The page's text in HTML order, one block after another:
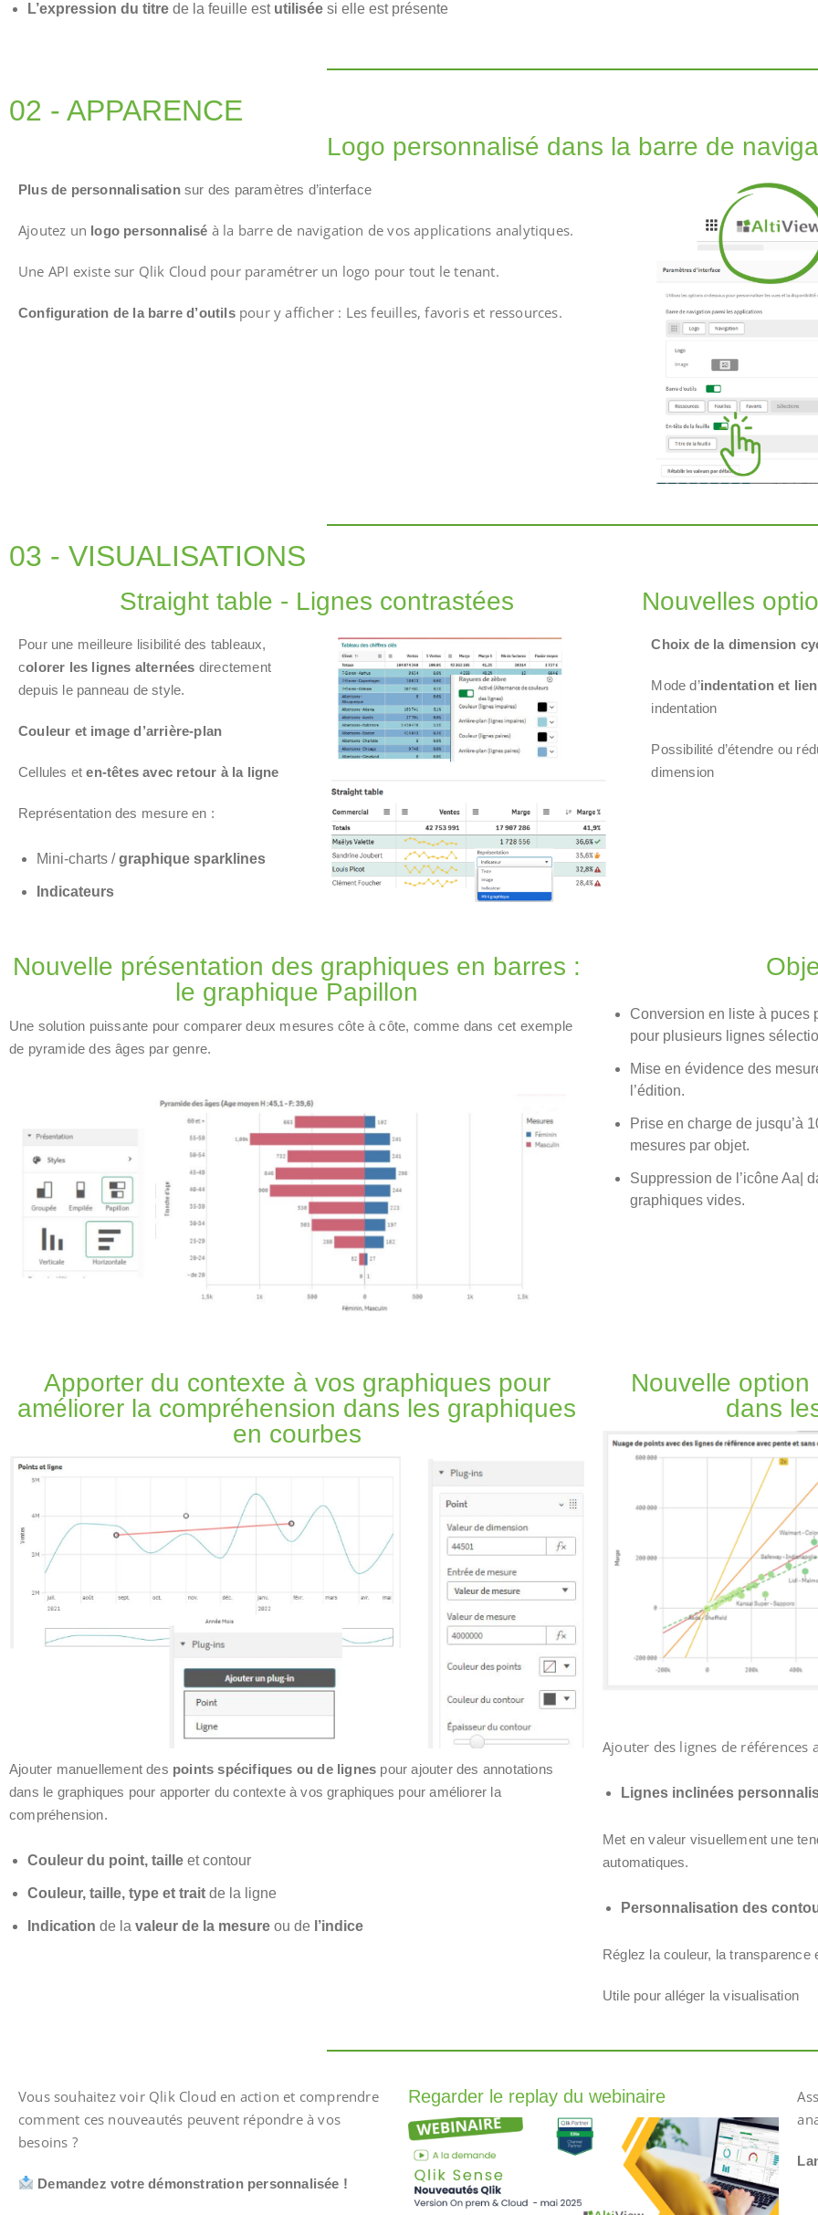
L’expression du titre de la feuille estutilisée si elle est présente
02 - APPARENCE
Logo personnalisé dans la barre de
Plus de personnalisationsur des paramètres d’interface
Ajoutez un logo personnalisé à la barre de navigation de vos applications analytiques.
Une API existe sur Qlik Cloud pour paramétrer un logo pour tout le tenant.
Configuration de la barre d’outilspour y afficher : Les feuilles, favoris et ressources.
03 - VISUALISATIONS
Straight table - Lignes contrastées
Pour une meilleure lisibilité des tableaux,
colorer les lignes alternées directement
depuis le panneau de style.
Couleur et image d’arrière-plan
Cellules eten-têtes avec retour à la ligne
Représentation des mesure en :
Mini-charts /graphique sparklines
Indicateurs
Nouvelles
Choix de la dimension
Mode d’indentation et
indentation
Possibilité d’étendre ou
dimension
Nouvelle présentation des graphiques en barres :
le graphique Papillon
Une solution puissante pour comparer deux mesures côte à côte, comme dans cet exemple
de pyramide des âges par genre.
Conversion en liste à puces
pour plusieurs lignes
Mise en évidence des
l’édition.
Prise en charge de jusqu’à
mesures par objet.
Suppression de l’icône Aa|
graphiques vides.
Apporter du contexte à vos graphiques pour
améliorer la compréhension dans les graphiques
en courbes
Ajouter manuellement des points spécifiques ou de lignes pour ajouter des annotations
dans le graphiques pour apporter du contexte à vos graphiques pour améliorer la
compréhension.
Couleur du point, taille et contour
Couleur, taille, type et trait de la ligne
Indication de la valeur de la mesure ou de l’indice
Nouvelle
dans
Ajouter des lignes de références
Lignes inclinées
Met en valeur visuellement une
automatiques.
Personnalisation des
Réglez la couleur, la transparence
Utile pour alléger la visualisation
Vous souhaitez voir Qlik Cloud en action et comprendre
comment ces nouveautés peuvent répondre à vos
besoins ?
Demandez votredémonstration personnalisée !
Regarder le replay du webinaire